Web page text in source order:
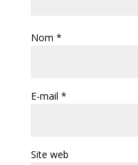
Nom *
E-mail *
Site web